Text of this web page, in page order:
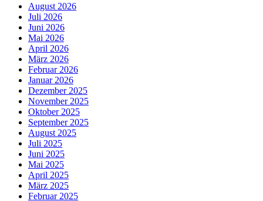
August 2026
Juli 2026
Juni 2026
Mai 2026
April 2026
März 2026
Februar 2026
Januar 2026
Dezember 2025
November 2025
Oktober 2025
September 2025
August 2025
Juli 2025
Juni 2025
Mai 2025
April 2025
März 2025
Februar 2025